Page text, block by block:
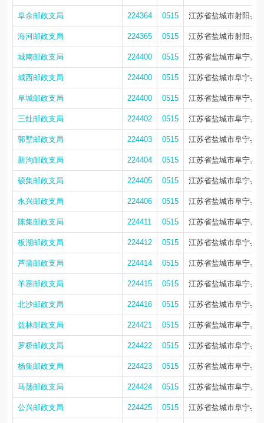
阜余邮政支局 224364 0515 江苏省盐城市射阳县
海河邮政支局 224365 0515 江苏省盐城市射阳县
城南邮政支局 224400 0515 江苏省盐城市阜宁县
城西邮政支局 224400 0515 江苏省盐城市阜宁县
阜城邮政支局 224400 0515 江苏省盐城市阜宁县
三灶邮政支局 224402 0515 江苏省盐城市阜宁县
郭墅邮政支局 224403 0515 江苏省盐城市阜宁县
新沟邮政支局 224404 0515 江苏省盐城市阜宁县
硕集邮政支局 224405 0515 江苏省盐城市阜宁县
永兴邮政支局 224406 0515 江苏省盐城市阜宁县
陈集邮政支局 224411 0515 江苏省盐城市阜宁县
板湖邮政支局 224412 0515 江苏省盐城市阜宁县
芦蒲邮政支局 224414 0515 江苏省盐城市阜宁县
羊寨邮政支局 224415 0515 江苏省盐城市阜宁县
北沙邮政支局 224416 0515 江苏省盐城市阜宁县
益林邮政支局 224421 0515 江苏省盐城市阜宁县
罗桥邮政支局 224422 0515 江苏省盐城市阜宁县
杨集邮政支局 224423 0515 江苏省盐城市阜宁县
马荡邮政支局 224424 0515 江苏省盐城市阜宁县
公兴邮政支局 224425 0515 江苏省盐城市阜宁县